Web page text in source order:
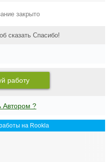
закрыто
сказать Спасибо!
работу
Автором ?
на Rookla